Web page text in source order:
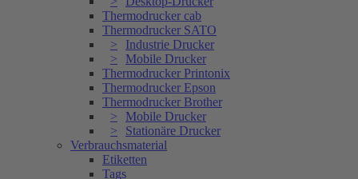
Thermodrucker cab
Thermodrucker SATO
Industrie Drucker
Mobile Drucker
Thermodrucker Printonix
Thermodrucker Epson
Thermodrucker Brother
Mobile Drucker
Stationäre Drucker
Verbrauchsmaterial
Etiketten
Tags